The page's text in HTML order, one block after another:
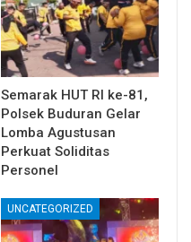
Semarak HUT RI ke-81,
Polsek Buduran Gelar
Lomba Agustusan
Perkuat Soliditas
Personel
UNCATEGORIZED